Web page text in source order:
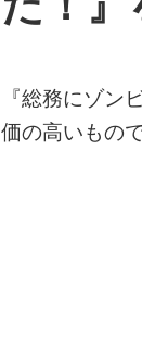
『総務にゾン
価の高いもので